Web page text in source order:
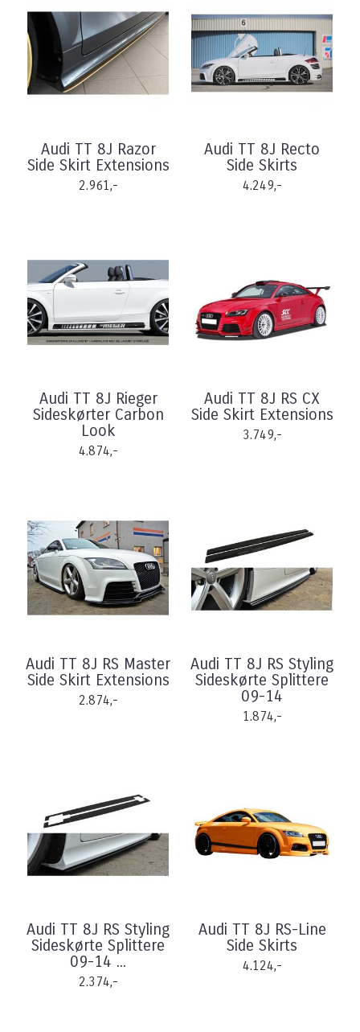
Audi TT 8J Razor
Side Skirt Extensions
2.961,-
Audi TT 8J Recto
Side Skirts
4.249,-
Audi TT 8J Rieger
Sideskørter Carbon
Look
4.874,-
Audi TT 8J RS CX
Side Skirt Extensions
3.749,-
Audi TT 8J RS Master
Side Skirt Extensions
2.874,-
Audi TT 8J RS Styling
Sideskørte Splittere
09-14
1.874,-
Audi TT 8J RS Styling
Sideskørte Splittere
09-14 ...
2.374,-
Audi TT 8J RS-Line
Side Skirts
4.124,-